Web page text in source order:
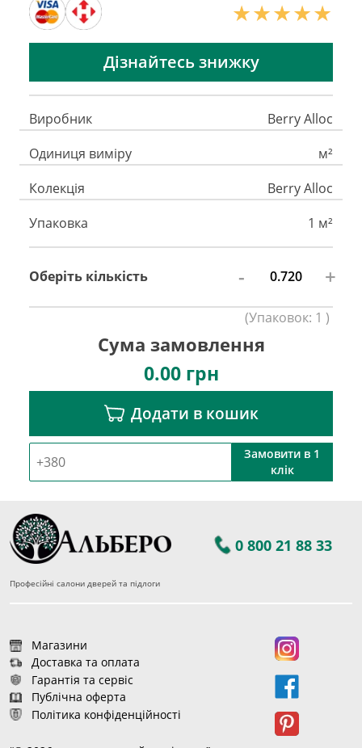
Дізнайтесь знижку
Виробник
Berry Alloc
Одиниця виміру
м²
Колекція
Berry Alloc
Упаковка
1 м²
Оберіть кількість - +
(Упаковок: 1 )
Сума замовлення
0.00грн
Додати в кошик
Замовити в 1
клік
0 800 21 88 33
Професійні салони дверей та підлоги
Магазини
Доставка та оплата
Гарантія та сервіс
Публічна оферта
Політика конфіденційності